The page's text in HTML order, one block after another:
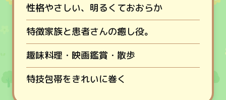
性格やさしい、明るくておおらか
特徴家族と患者さんの癒し役。
趣味料理・映画鑑賞・散歩
特技包帯をきれいに巻く